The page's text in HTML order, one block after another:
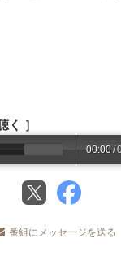
く ］
00:00/
番組にメッセージを送る